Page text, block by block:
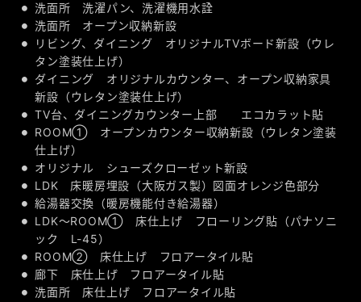
洗面所 洗濯パン、洗濯機用水詮
洗面所 オープン収納新設
リビング、ダイニング オリジナルTVボード新設（ウレ
タン塗装仕上げ）
ダイニング オリジナルカウンター、オープン収納家具
新設（ウレタン塗装仕上げ）
TV台、ダイニングカウンター上部 エコカラット貼
ROOM① オープンカウンター収納新設（ウレタン塗装
仕上げ）
オリジナル シューズクローゼット新設
LDK 床暖房埋設（大阪ガス製）図面オレンジ色部分
給湯器交換（暖房機能付き給湯器）
LDK～ROOM① 床仕上げ フローリング貼（パナソニ
ック L-45）
ROOM② 床仕上げ フロアータイル貼
廊下 床仕上げ フロアータイル貼
洗面所 床仕上げ フロアータイル貼